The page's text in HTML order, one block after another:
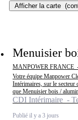
Afficher la carte
Menuisier
MANPOWER FRANCE
Votre équipe Manpower
Intérimaires, sur le secteur
que Menuisier bois /
CDI Intérimaire -
Publié il y a 3 jours